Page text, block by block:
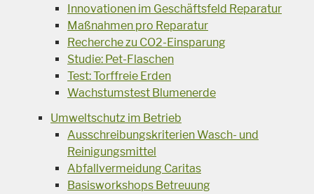
Innovationen im Geschäftsfeld Reparatur
Maßnahmen pro Reparatur
Recherche zu CO2-Einsparung
Studie: Pet-Flaschen
Test: Torffreie Erden
Wachstumstest Blumenerde
Umweltschutz im Betrieb
Ausschreibungskriterien Wasch- und
Reinigungsmittel
Abfallvermeidung Caritas
Basisworkshops Betreuung